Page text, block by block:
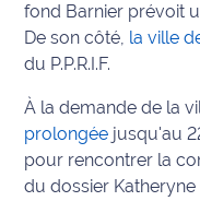
Météo
Politique
fond Barnier prévoit
De son côté, la ville
du P.P.R.I.F.
À la demande de la
prolongée jusqu'au
pour rencontrer la
du dossier